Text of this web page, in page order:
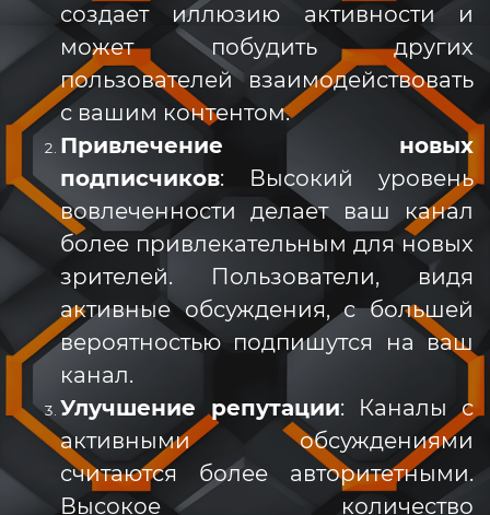
создает иллюзию активности и
может побудить других
пользователей взаимодействовать
с вашим контентом.
Привлечение новых
подписчиков: Высокий уровень
вовлеченности делает ваш канал
более привлекательным для новых
зрителей. Пользователи, видя
активные обсуждения, с большей
вероятностью подпишутся на ваш
канал.
Улучшение репутации: Каналы с
активными обсуждениями
считаются более авторитетными.
Высокое количество